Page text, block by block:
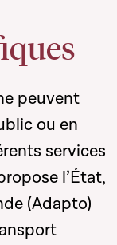
peuvent
ou en
services
l’État,
(Adapto)